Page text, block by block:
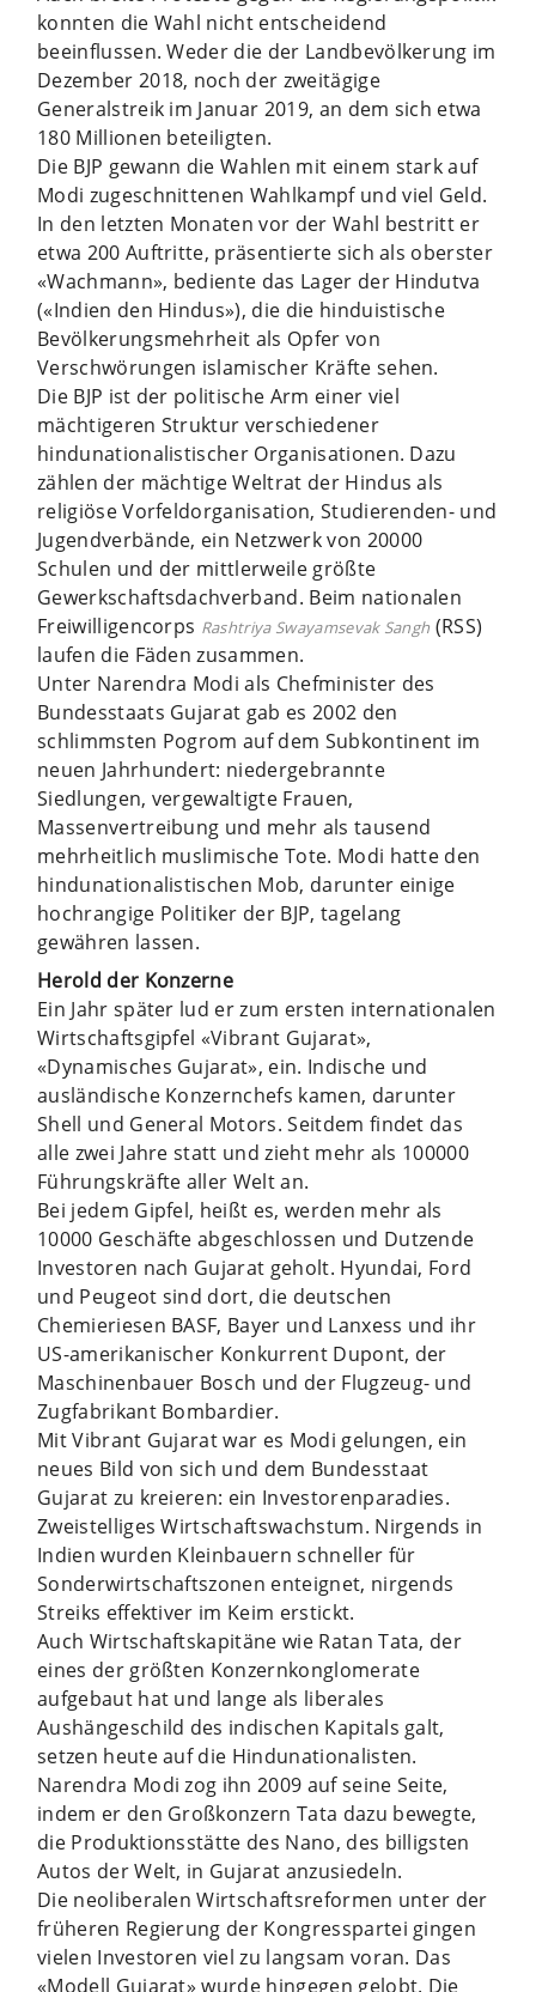
konnten die Wahl nicht entscheidend
beeinflussen. Weder die der Landbevölkerung im
Dezember 2018, noch der zweitägige
Generalstreik im Januar 2019, an dem sich etwa
180 Millionen beteiligten.
Die BJP gewann die Wahlen mit einem stark auf
Modi zugeschnittenen Wahlkampf und viel Geld.
In den letzten Monaten vor der Wahl bestritt er
etwa 200 Auftritte, präsentierte sich als oberster
«Wachmann», bediente das Lager der Hindutva
(«Indien den Hindus»), die die hinduistische
Bevölkerungsmehrheit als Opfer von
Verschwörungen islamischer Kräfte sehen.
Die BJP ist der politische Arm einer viel
mächtigeren Struktur verschiedener
hindunationalistischer Organisationen. Dazu
zählen der mächtige Weltrat der Hindus als
religiöse Vorfeldorganisation, Studierenden- und
Jugendverbände, ein Netzwerk von 20000
Schulen und der mittlerweile größte
Gewerkschaftsdachverband. Beim nationalen
Freiwilligencorps Rashtriya Swayamsevak Sangh (RSS)
laufen die Fäden zusammen.
Unter Narendra Modi als Chefminister des
Bundesstaats Gujarat gab es 2002 den
schlimmsten Pogrom auf dem Subkontinent im
neuen Jahrhundert: niedergebrannte
Siedlungen, vergewaltigte Frauen,
Massenvertreibung und mehr als tausend
mehrheitlich muslimische Tote. Modi hatte den
hindunationalistischen Mob, darunter einige
hochrangige Politiker der BJP, tagelang
gewähren lassen.
Herold der Konzerne
Ein Jahr später lud er zum ersten internationalen
Wirtschaftsgipfel «Vibrant Gujarat»,
«Dynamisches Gujarat», ein. Indische und
ausländische Konzernchefs kamen, darunter
Shell und General Motors. Seitdem findet das
alle zwei Jahre statt und zieht mehr als 100000
Führungskräfte aller Welt an.
Bei jedem Gipfel, heißt es, werden mehr als
10000 Geschäfte abgeschlossen und Dutzende
Investoren nach Gujarat geholt. Hyundai, Ford
und Peugeot sind dort, die deutschen
Chemieriesen BASF, Bayer und Lanxess und ihr
US-amerikanischer Konkurrent Dupont, der
Maschinenbauer Bosch und der Flugzeug- und
Zugfabrikant Bombardier.
Mit Vibrant Gujarat war es Modi gelungen, ein
neues Bild von sich und dem Bundesstaat
Gujarat zu kreieren: ein Investorenparadies.
Zweistelliges Wirtschaftswachstum. Nirgends in
Indien wurden Kleinbauern schneller für
Sonderwirtschaftszonen enteignet, nirgends
Streiks effektiver im Keim erstickt.
Auch Wirtschaftskapitäne wie Ratan Tata, der
eines der größten Konzernkonglomerate
aufgebaut hat und lange als liberales
Aushängeschild des indischen Kapitals galt,
setzen heute auf die Hindunationalisten.
Narendra Modi zog ihn 2009 auf seine Seite,
indem er den Großkonzern Tata dazu bewegte,
die Produktionsstätte des Nano, des billigsten
Autos der Welt, in Gujarat anzusiedeln.
Die neoliberalen Wirtschaftsreformen unter der
früheren Regierung der Kongresspartei gingen
vielen Investoren viel zu langsam voran. Das
«Modell Gujarat» wurde hingegen gelobt. Die